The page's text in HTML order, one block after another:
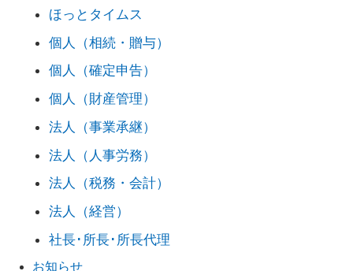
ほっとタイムス
個人（相続・贈与）
個人（確定申告）
個人（財産管理）
法人（事業承継）
法人（人事労務）
法人（税務・会計）
法人（経営）
社長･所長･所長代理
お知らせ